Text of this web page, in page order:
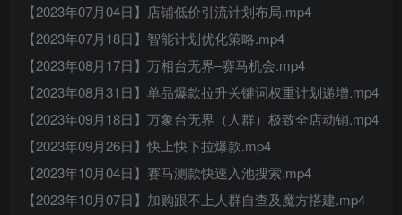
【2023年07月04日】店铺低价引流计划布局.mp4
【2023年07月18日】智能计划优化策略.mp4
【2023年08月17日】万相台无界–赛马机会.mp4
【2023年08月31日】单品爆款拉升关键词权重计划递增.mp4
【2023年09月18日】万象台无界（人群）极致全店动销.mp4
【2023年09月26日】快上快下拉爆款.mp4
【2023年10月04日】赛马测款快速入池搜索.mp4
【2023年10月07日】加购跟不上人群自查及魔方搭建.mp4